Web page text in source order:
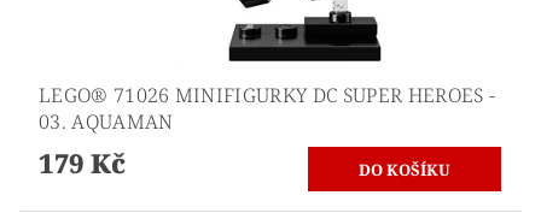
LEGO® 71026 MINIFIGURKY DC SUPER HEROES -
03. AQUAMAN
179 Kč